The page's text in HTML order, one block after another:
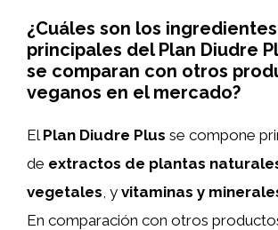
¿Cuáles son los ingredientes
principales del Plan Diudre
se comparan con otros
veganos en el mercado?
El Plan Diudre Plus se compone
de extractos de plantas
vegetales , y vitaminas y
En comparación con otros